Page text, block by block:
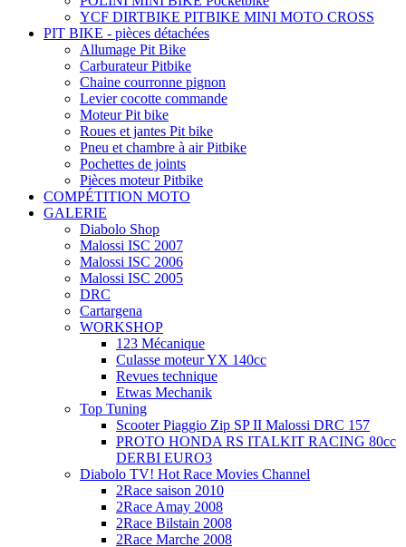
YCF DIRTBIKE PITBIKE MINI MOTO CROSS
PIT BIKE - pièces détachées
Allumage Pit Bike
Carburateur Pitbike
Chaine courronne pignon
Levier cocotte commande
Moteur Pit bike
Roues et jantes Pit bike
Pneu et chambre à air Pitbike
Pochettes de joints
Pièces moteur Pitbike
COMPÉTITION MOTO
GALERIE
Diabolo Shop
Malossi ISC 2007
Malossi ISC 2006
Malossi ISC 2005
DRC
Cartargena
WORKSHOP
123 Mécanique
Culasse moteur YX 140cc
Revues technique
Etwas Mechanik
Top Tuning
Scooter Piaggio Zip SP II Malossi DRC 157
PROTO HONDA RS ITALKIT RACING 80cc
DERBI EURO3
Diabolo TV! Hot Race Movies Channel
2Race saison 2010
2Race Amay 2008
2Race Bilstain 2008
2Race Marche 2008